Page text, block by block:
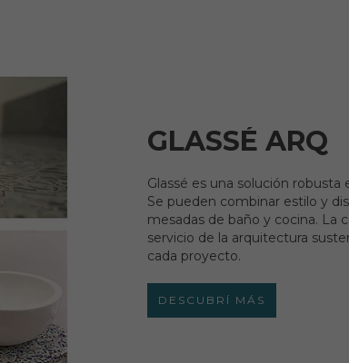
GLASSÉ ARQ
Glassé es una solución robusta
Se pueden combinar estilo y
mesadas de baño y cocina. La
servicio de la arquitectura
cada proyecto.
DESCUBRÍ MÁS